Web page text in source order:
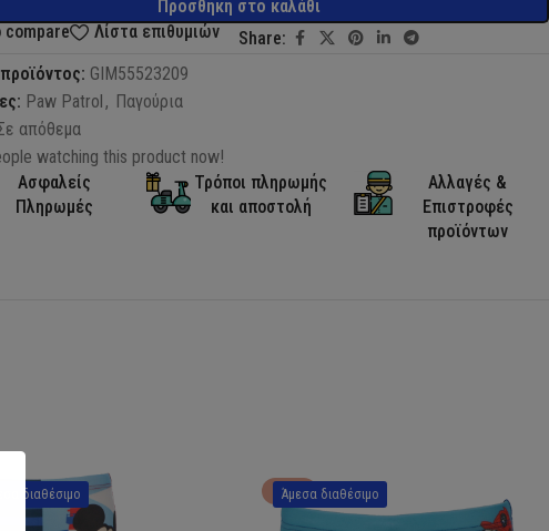
Προσθήκη στο καλάθι
compare Λίστα επιθυμιών
Share:
GIM55523209
Paw Patrol , Παγούρια
απόθεμα
watching this product now!
Ασφαλείς
Πληρωμές
Τρόποι πληρωμής
και αποστολή
Αλλαγές &
Επιστροφές
προϊόντων
διαθέσιμο Άμεσα διαθέσιμο
HOT